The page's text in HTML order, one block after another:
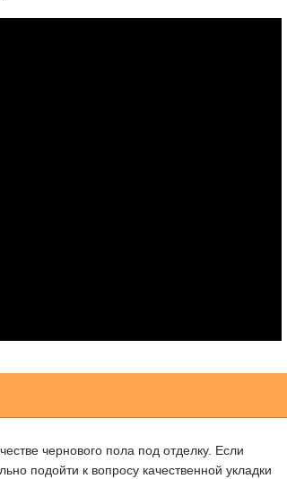
чернового пола под отделку. Если
подойти к вопросу качественной укладки